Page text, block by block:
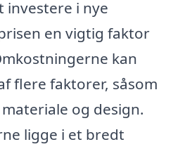
investere i nye
en vigtig faktor
kan
flere faktorer, såsom
og design.
ligge i et bredt